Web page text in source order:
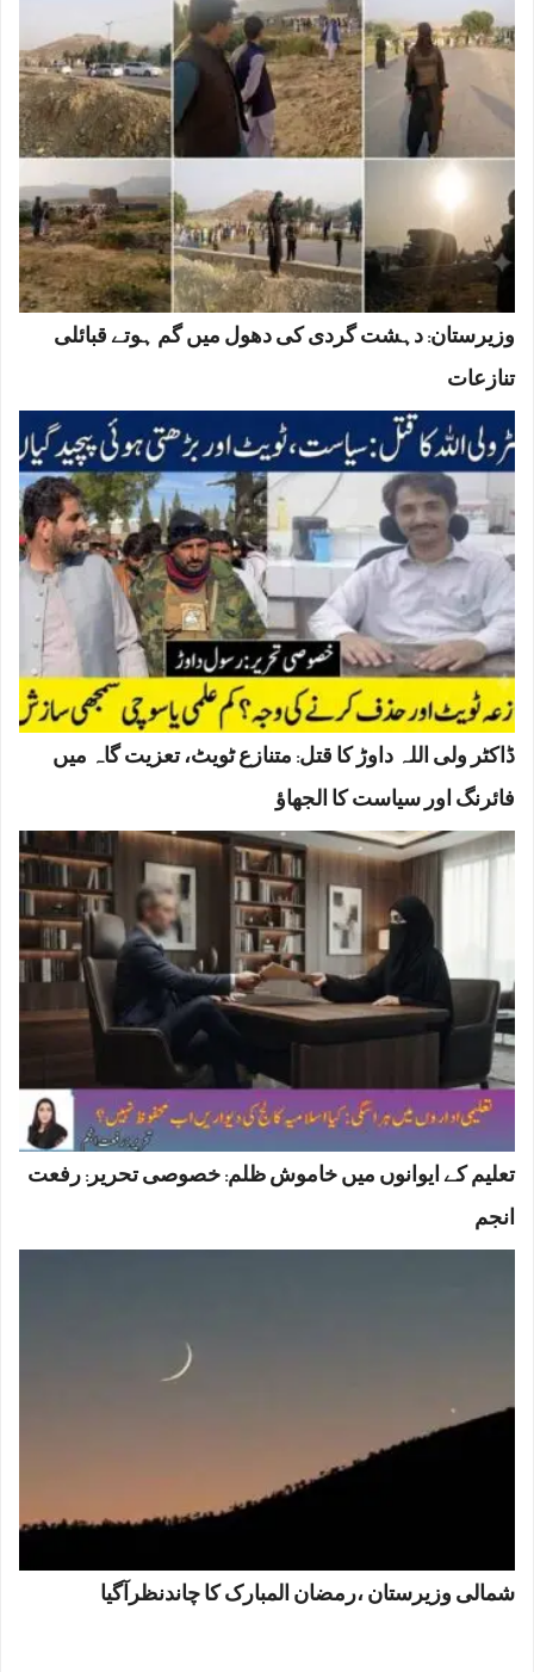
وزیرستان: دہشت گردی کی دھول میں گم ہوتے قبائلی
تنازعات
ڈاکٹر ولی اللہ داوڑ کا قتل: متنازع ٹویٹ، تعزیت گاہ میں
فائرنگ اور سیاست کا الجھاؤ
تعلیم کے ایوانوں میں خاموش ظلم: خصوصی تحریر: رفعت
انجم
شمالی وزیرستان ،رمضان المبارک کا چاندنظرآگیا